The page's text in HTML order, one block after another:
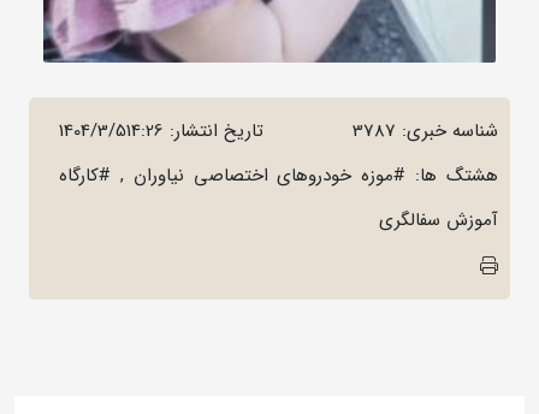
شناسه خبری: 3787 تاریخ انتشار: 1404/3/514:26
هشتگ ها: #موزه خودروهای اختصاصی نیاوران , #کارگاه
آموزش سفالگری